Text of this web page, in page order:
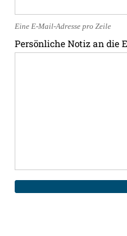
Eine E-Mail-Adresse pro Zeile
Persönliche Notiz an die